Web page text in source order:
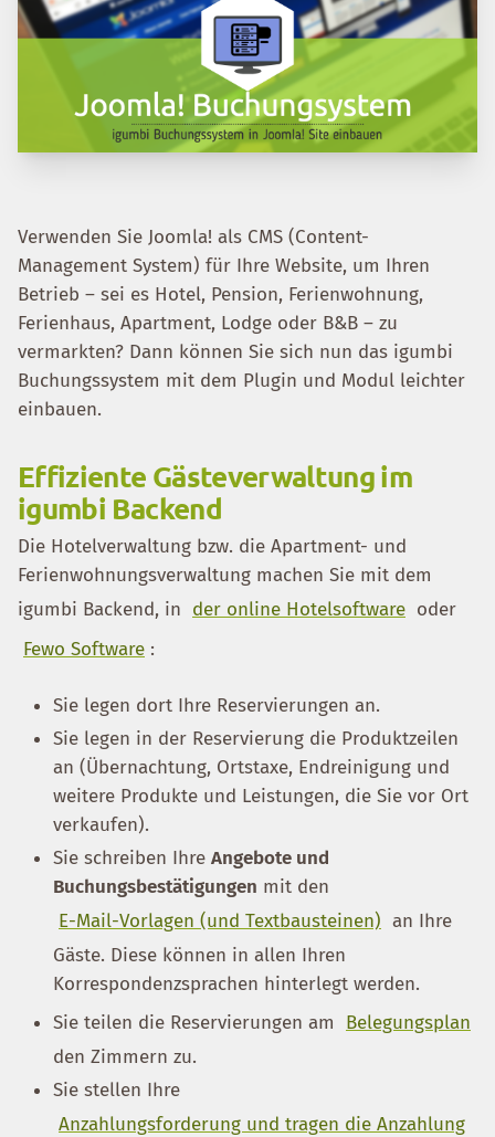
Verwenden Sie Joomla! als CMS (Content-
Management System) für Ihre Website, um Ihren
Betrieb – sei es Hotel, Pension, Ferienwohnung,
Ferienhaus, Apartment, Lodge oder B&B – zu
vermarkten? Dann können Sie sich nun das igumbi
Buchungssystem mit dem Plugin und Modul leichter
einbauen.
Effiziente Gästeverwaltung im
igumbi Backend
Die Hotelverwaltung bzw. die Apartment- und
Ferienwohnungsverwaltung machen Sie mit dem
igumbi Backend, in der online Hotelsoftware oder
Fewo Software :
Sie legen dort Ihre Reservierungen an.
Sie legen in der Reservierung die Produktzeilen
an (Übernachtung, Ortstaxe, Endreinigung und
weitere Produkte und Leistungen, die Sie vor Ort
verkaufen).
Sie schreiben Ihre Angebote und
Buchungsbestätigungen mit den
E-Mail-Vorlagen (und Textbausteinen) an Ihre
Gäste. Diese können in allen Ihren
Korrespondenzsprachen hinterlegt werden.
Sie teilen die Reservierungen am
Belegungsplan
den Zimmern zu.
Sie stellen Ihre
Anzahlungsforderung und tragen die Anzahlung